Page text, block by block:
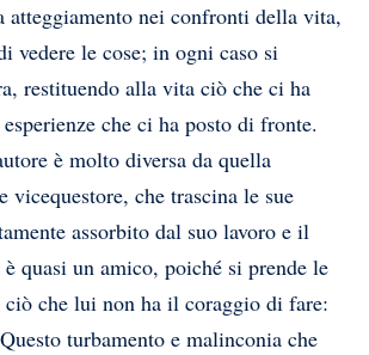
atteggiamento nei confronti della vita,
vedere le cose; in ogni caso si
restituendo alla vita ciò che ci ha
che ci ha posto di fronte.
è molto diversa da quella
vicequestore, che trascina le sue
assorbito dal suo lavoro e il
è quasi un amico, poiché si prende le
che lui non ha il coraggio di fare:
turbamento e malinconia che